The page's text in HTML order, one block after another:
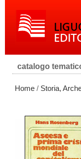
catalogo
Home / Storia,